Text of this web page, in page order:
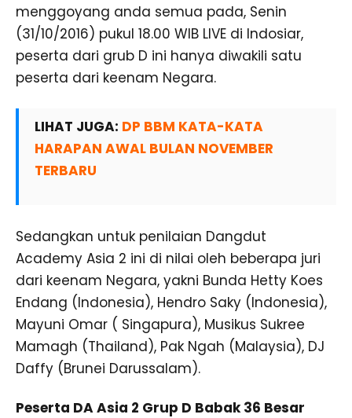
menggoyang anda semua pada, Senin
(31/10/2016) pukul 18.00 WIB LIVE di Indosiar,
peserta dari grub D ini hanya diwakili satu
peserta dari keenam Negara.
LIHAT JUGA: DP BBM KATA-KATA
HARAPAN AWAL BULAN NOVEMBER
TERBARU
Sedangkan untuk penilaian Dangdut
Academy Asia 2 ini di nilai oleh beberapa juri
dari keenam Negara, yakni Bunda Hetty Koes
Endang (Indonesia), Hendro Saky (Indonesia),
Mayuni Omar ( Singapura), Musikus Sukree
Mamagh (Thailand), Pak Ngah (Malaysia), DJ
Daffy (Brunei Darussalam).
Peserta DA Asia 2 Grup D Babak 36 Besar